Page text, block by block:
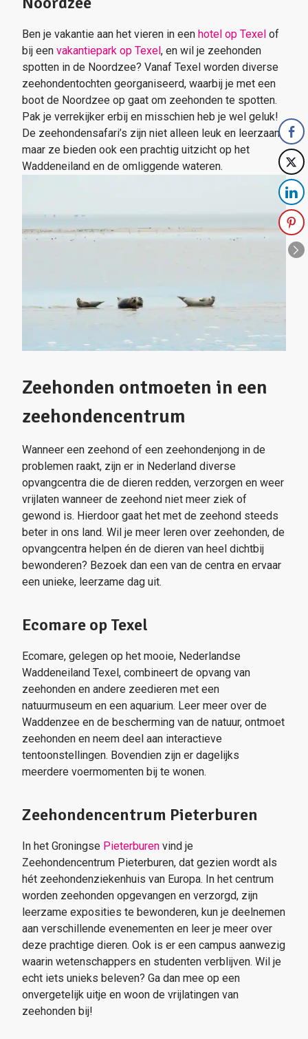
Ben je vakantie aan het vieren in een hotel op Texel of
bij een vakantiepark op Texel, en wil je zeehonden
spotten in de Noordzee? Vanaf Texel worden diverse
zeehondentochten georganiseerd, waarbij je met een
boot de Noordzee op gaat om zeehonden te spotten.
Pak je verrekijker erbij en misschien heb je wel geluk!
De zeehondensafari’s zijn niet alleen leuk en leerzaam,
maar ze bieden ook een prachtig uitzicht op het
Waddeneiland en de omliggende wateren.
Zeehonden ontmoeten in een
zeehondencentrum
Wanneer een zeehond of een zeehondenjong in de
problemen raakt, zijn er in Nederland diverse
opvangcentra die de dieren redden, verzorgen en weer
vrijlaten wanneer de zeehond niet meer ziek of
gewond is. Hierdoor gaat het met de zeehond steeds
beter in ons land. Wil je meer leren over zeehonden, de
opvangcentra helpen én de dieren van heel dichtbij
bewonderen? Bezoek dan een van de centra en ervaar
een unieke, leerzame dag uit.
Ecomare op Texel
Ecomare, gelegen op het mooie, Nederlandse
Waddeneiland Texel, combineert de opvang van
zeehonden en andere zeedieren met een
natuurmuseum en een aquarium. Leer meer over de
Waddenzee en de bescherming van de natuur, ontmoet
zeehonden en neem deel aan interactieve
tentoonstellingen. Bovendien zijn er dagelijks
meerdere voermomenten bij te wonen.
Zeehondencentrum Pieterburen
In het Groningse Pieterburen vind je
Zeehondencentrum Pieterburen, dat gezien wordt als
hét zeehondenziekenhuis van Europa. In het centrum
worden zeehonden opgevangen en verzorgd, zijn
leerzame exposities te bewonderen, kun je deelnemen
aan verschillende evenementen en leer je meer over
deze prachtige dieren. Ook is er een campus aanwezig
waarin wetenschappers en studenten verblijven. Wil je
echt iets unieks beleven? Ga dan mee op een
onvergetelijk uitje en woon de vrijlatingen van
zeehonden bij!